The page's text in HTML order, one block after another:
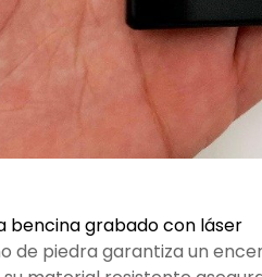
bencina grabado con láser
de piedra garantiza un